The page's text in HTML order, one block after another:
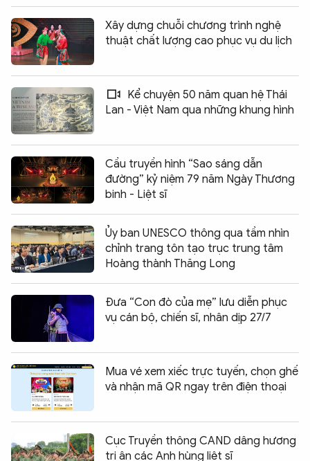
Xây dựng chuỗi chương trình nghệ
thuật chất lượng cao phục vụ du lịch
Kể chuyện 50 năm quan hệ Thái
Lan - Việt Nam qua những khung hình
Cầu truyền hình “Sao sáng dẫn
đường” kỷ niệm 79 năm Ngày Thương
binh - Liệt sĩ
Ủy ban UNESCO thông qua tầm nhìn
chỉnh trang tôn tạo trục trung tâm
Hoàng thành Thăng Long
Đưa “Con đò của mẹ” lưu diễn phục
vụ cán bộ, chiến sĩ, nhân dịp 27/7
Mua vé xem xiếc trực tuyến, chọn ghế
và nhận mã QR ngay trên điện thoại
Cục Truyền thông CAND dâng hương
tri ân các Anh hùng liệt sĩ